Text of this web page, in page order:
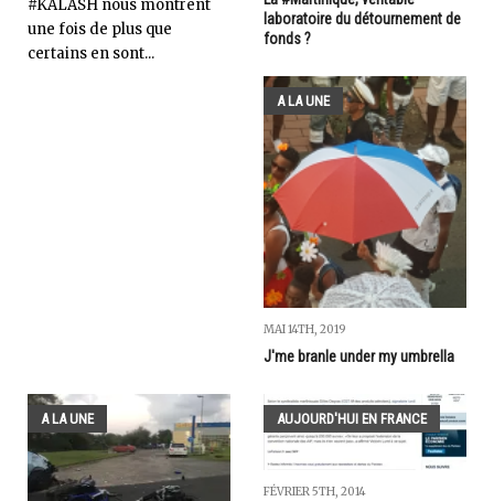
#KALASH nous montrent
une fois de plus que
certains en sont...
laboratoire du détournement de
fonds ?
A LA UNE
MAI 14TH, 2019
J'me branle under my umbrella
A LA UNE AUJOURD'HUI EN FRANCE
FÉVRIER 5TH, 2014